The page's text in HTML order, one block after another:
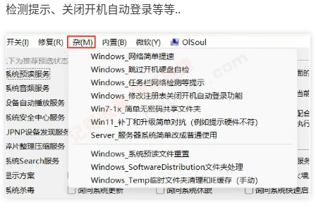
检测提示、关闭开机自动登录等等..